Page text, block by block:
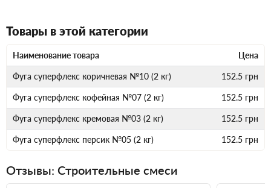
Товары в этой категории
Наименование товара Цена
Фуга суперфлекс коричневая №10 (2 кг) 152.5 грн
Фуга суперфлекс кофейная №07 (2 кг) 152.5 грн
Фуга суперфлекс кремовая №03 (2 кг) 152.5 грн
Фуга суперфлекс персик №05 (2 кг) 152.5 грн
Отзывы: Строительные смеси